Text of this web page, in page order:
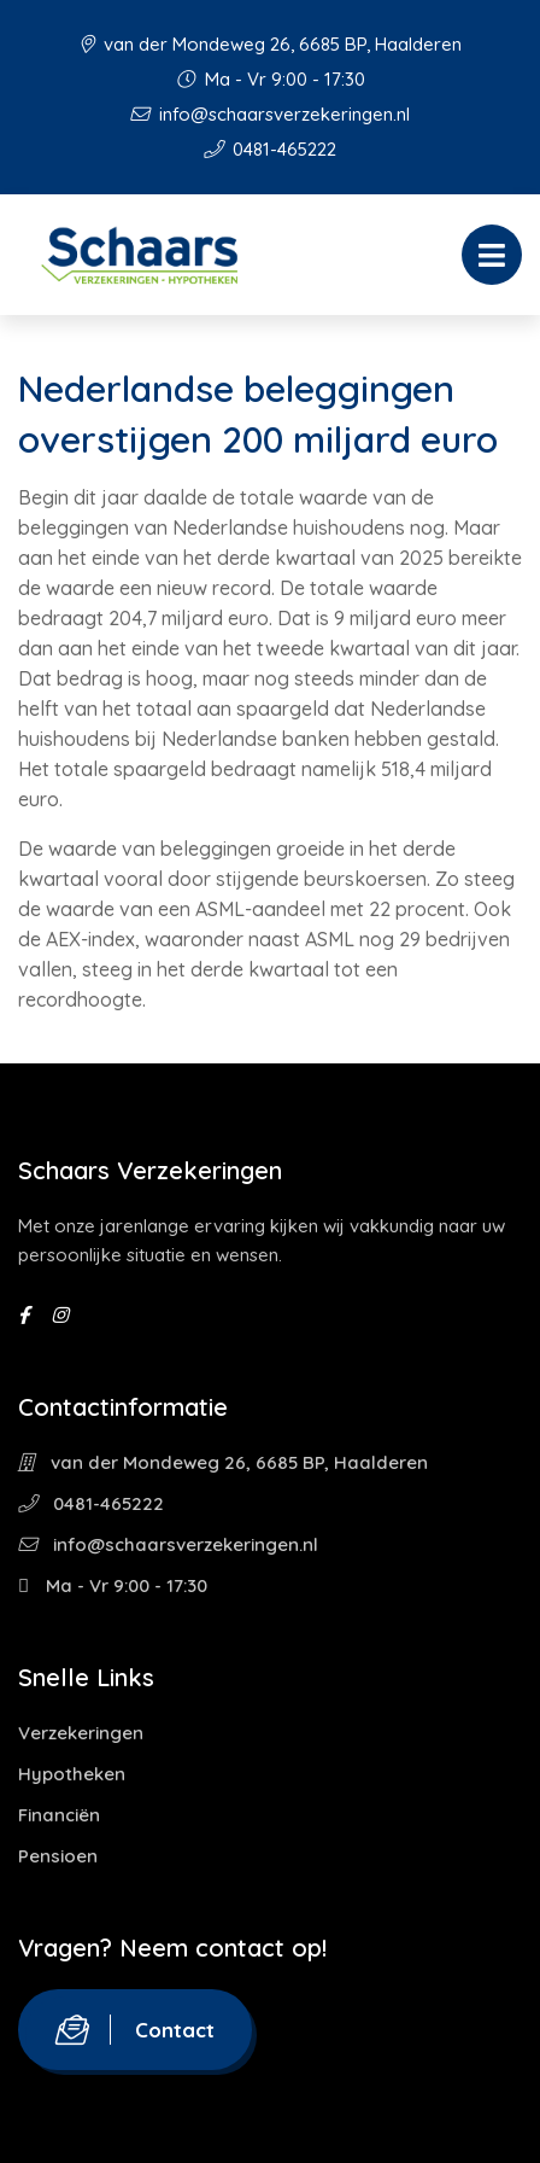
van der Mondeweg 26, 6685 BP, Haalderen
Ma - Vr 9:00 - 17:30
info@schaarsverzekeringen.nl
0481-465222
Nederlandse beleggingen
overstijgen 200 miljard euro
Begin dit jaar daalde de totale waarde van de
beleggingen van Nederlandse huishoudens nog. Maar
aan het einde van het derde kwartaal van 2025 bereikte
de waarde een nieuw record. De totale waarde
bedraagt 204,7 miljard euro. Dat is 9 miljard euro meer
dan aan het einde van het tweede kwartaal van dit jaar.
Dat bedrag is hoog, maar nog steeds minder dan de
helft van het totaal aan spaargeld dat Nederlandse
huishoudens bij Nederlandse banken hebben gestald.
Het totale spaargeld bedraagt namelijk 518,4 miljard
euro.
De waarde van beleggingen groeide in het derde
kwartaal vooral door stijgende beurskoersen. Zo steeg
de waarde van een ASML-aandeel met 22 procent. Ook
de AEX-index, waaronder naast ASML nog 29 bedrijven
vallen, steeg in het derde kwartaal tot een
recordhoogte.
Schaars Verzekeringen
Met onze jarenlange ervaring kijken wij vakkundig naar uw
persoonlijke situatie en wensen.
Contactinformatie
van der Mondeweg 26, 6685 BP, Haalderen
0481-465222
info@schaarsverzekeringen.nl
Ma - Vr 9:00 - 17:30
Snelle Links
Verzekeringen
Hypotheken
Financiën
Pensioen
Vragen? Neem contact op!
Contact